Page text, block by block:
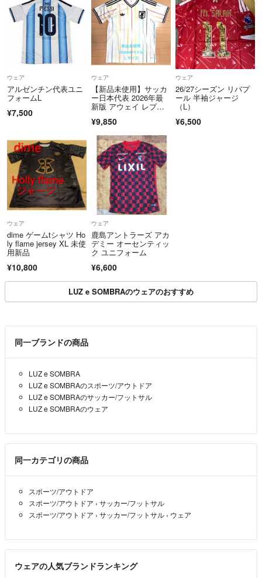
ウェア
アルゼンチン代表ユニ
フォームL
¥7,500
ウェア
【新品未使用】サッカ
ー日本代表 2026年最
新版 アウェイ レプリ
¥9,850
ウェア
26/27シーズン リバプ
ール 半袖ジャージ
（L）
¥6,500
ウェア
dime ゲームtシャツ Ho
ly flame jersey XL 未使
用新品
¥10,800
ウェア
鹿島アントラーズ アカ
デミー オーセンティッ
ク ユニフォーム
¥6,600
LUZ e SOMBRAのウェアのおすすめ
同一ブランドの商品
LUZ e SOMBRA
LUZ e SOMBRAのスポーツ/アウトドア
LUZ e SOMBRAのサッカー/フットサル
LUZ e SOMBRAのウェア
同一カテゴリの商品
スポーツ/アウトドア
スポーツ/アウトドア › サッカー/フットサル
スポーツ/アウトドア › サッカー/フットサル › ウェア
ウェアの人気ブランドランキング